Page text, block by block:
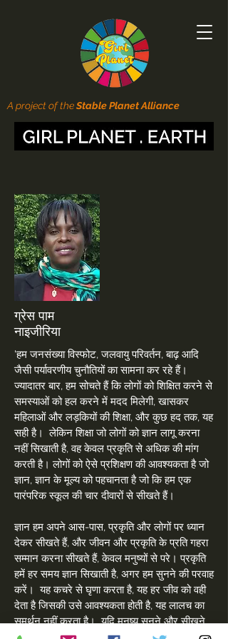
A project of theStable Planet Alliance
ग्रेस पाम
नाइजीरिया
'हम जनसंख्या विस्फोट, जलवायु परिवर्तन, बाढ़ आदि
जैसी पर्यावरणीय चुनौतियों का सामना कर रहे हैं।
ज्यादातर बार, हम सोचते हैं कि लोगों को शिक्षित करने से
समस्याओं को हल करने में मदद मिलेगी, खासकर
महिलाओं और लड़कियों की शिक्षा, और कुछ हद तक, यह
सही है।
लेकिन शिक्षा जो लोगों को ज्ञान लागू करना
नहीं सिखाती है, वह केवल प्रकृति से अधिक की मांग
करती है। लोगों को ऐसे प्रशिक्षण की आवश्यकता है जो
ज्ञान, ज्ञान के मूल्य को पहचानता है जो कि हम एक
पारंपरिक स्कूल की चार दीवारों से सीखते हैं।
ज्ञान हम अपने आस-पास, प्रकृति और लोगों पर ध्यान
देकर सीखते हैं, और जीवन और प्रकृति के प्रति गहरा
सम्मान करना सीखते हैं, केवल मनुष्यों से परे। प्रकृति
हमें हर समय ज्ञान सिखाती है, अगर हम सुनने की परवाह
करें।
यह कचरे से घृणा करता है, यह हर जीव को वही
देता है जिसकी उसे आवश्यकता होती है, यह लालच का
समर्थन नहीं करता है। यदि मनुष्य सुनने और सीखने